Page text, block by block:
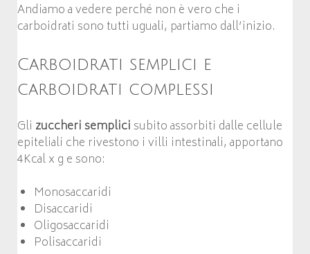
Andiamo a vedere perché non è vero che i
carboidrati sono tutti uguali, partiamo dall’inizio.
Carboidrati semplici e
carboidrati complessi
Gli zuccheri semplici subito assorbiti dalle cellule
epiteliali che rivestono i villi intestinali, apportano
4Kcal x g e sono:
Monosaccaridi
Disaccaridi
Oligosaccaridi
Polisaccaridi